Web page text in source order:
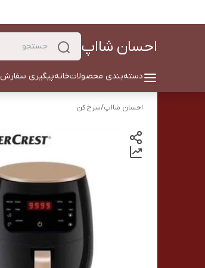
احسان شااپ
دسته‌بندی محصولاتخانهپیگیری سفارش
احسان شااپ/سرخ کن